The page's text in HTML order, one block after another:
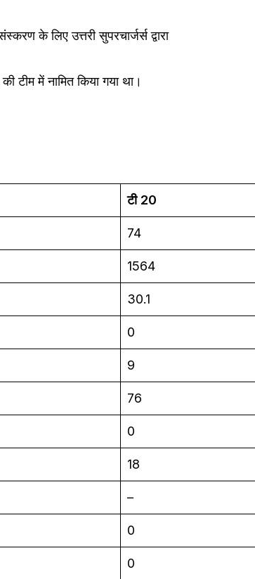
के लिए उत्तरी सुपरचार्जर्स द्वारा
टीम में नामित किया गया था।
टी 20
74
1564
30.1
0
9
76
0
18
–
0
0